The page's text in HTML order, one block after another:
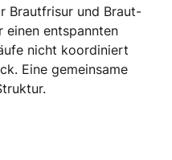
Brautfrisur und Braut-
entspannten
nicht koordiniert
Eine gemeinsame